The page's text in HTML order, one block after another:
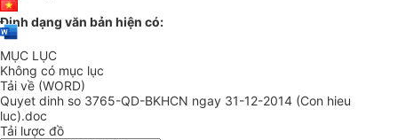
Định dạng văn bản hiện có:
MỤC LỤC
Không có mục lục
Tải về (WORD)
Quyet dinh so 3765-QD-BKHCN ngay 31-12-2014 (Con hieu
luc).doc
Tải lược đồ